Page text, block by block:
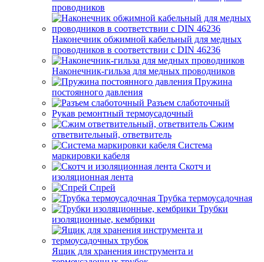
проводников
Наконечник обжимной кабельный для медных
проводников в соответствии с DIN 46236
Наконечник-гильза для медных проводников
Пружина
постоянного давления
Разъем слаботочный
Рукав ремонтный термоусадочный
Сжим
ответвительный, ответвитель
Система
маркировки кабеля
Скотч и
изоляционная лента
Спрей
Трубка термоусадочная
Трубки
изоляционные, кембрики
Ящик для хранения инструмента и